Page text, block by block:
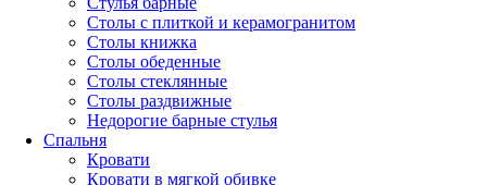
Столы с плиткой и керамогранитом
Столы книжка
Столы обеденные
Столы стеклянные
Столы раздвижные
Недорогие барные стулья
Спальня
Кровати
Кровати в мягкой обивке